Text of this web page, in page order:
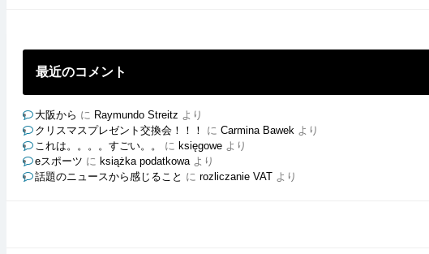
最近のコメント
大阪から に Raymundo Streitz より
クリスマスプレゼント交換会！！！
に Carmina Bawekより
これは。。。。すごい。。
に księgoweより
eスポーツ に książka podatkowaより
話題のニュースから感じること に rozliczanie VATより